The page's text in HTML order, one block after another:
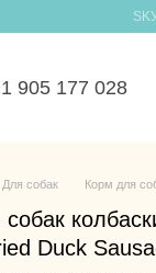
SK
905 177 028
Для собак Корм для
Duck